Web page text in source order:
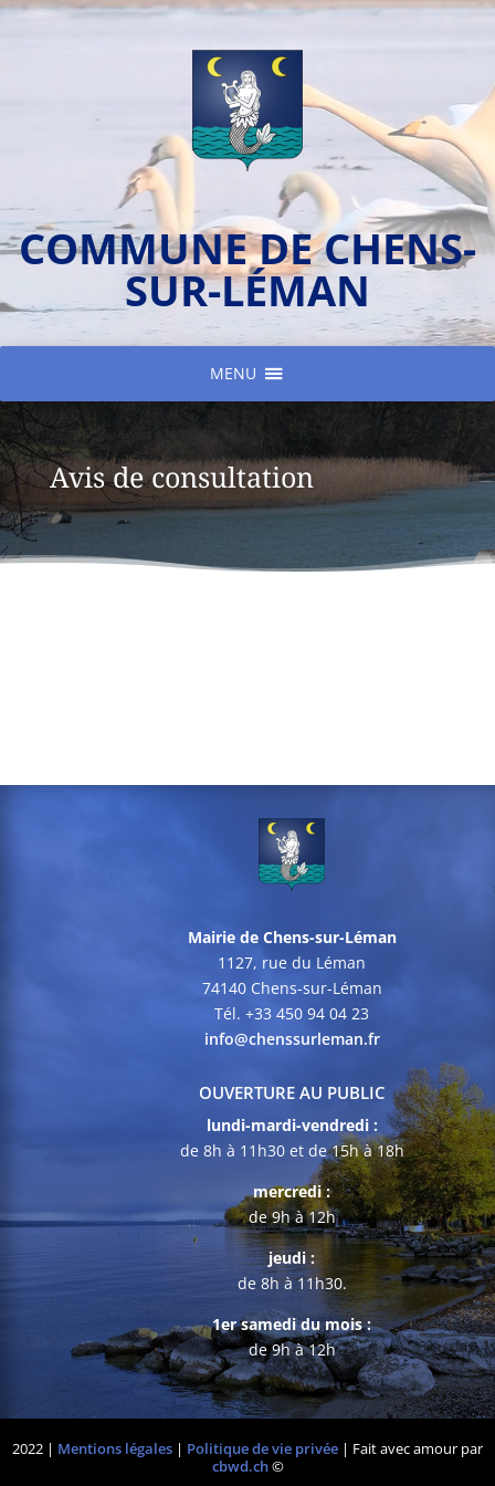
COMMUNE DE CHENS-
SUR-LÉMAN
MENU
Avis de consultation
Mairie de Chens-sur-Léman
1127, rue du Léman
74140 Chens-sur-Léman
Tél. +33 450 94 04 23
info@chenssurleman.fr
OUVERTURE AU PUBLIC
lundi-mardi-vendredi :
de 8h à 11h30 et de 15h à 18h
mercredi :
de 9h à 12h
jeudi :
de 8h à 11h30.
1er samedi du mois :
de 9h à 12h
2022 | Mentions légales | Politique de vie privée | Fait avec amour par
cbwd.ch©